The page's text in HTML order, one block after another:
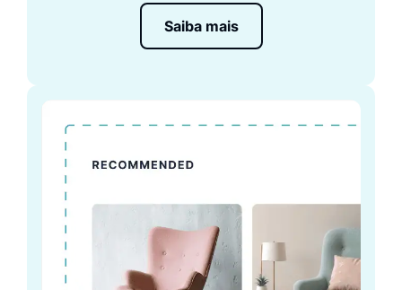
Saiba mais